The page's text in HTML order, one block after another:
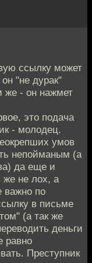
ссылку может
"не дурак"
же - он нажмет
это подача
- молодец.
умов
непойманым (а
да еще и
не лох, а
важно по
в письме
(а так же
деньги
равно
Преступник